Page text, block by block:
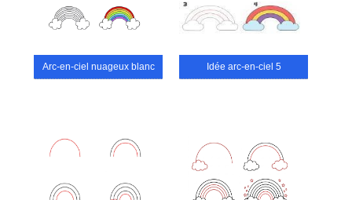
Arc-en-ciel nuageux blanc Idée arc-en-ciel 5